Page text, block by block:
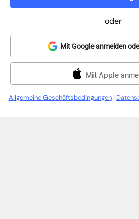
oder
Mit Google anmelden
Mit Apple
Allgemeine Geschäftsbedingungen|